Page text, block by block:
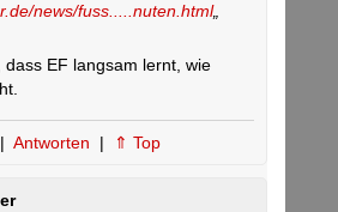
news/fuss.....nuten.html„
dass EF langsam lernt, wie
| Antworten | ⇑ Top